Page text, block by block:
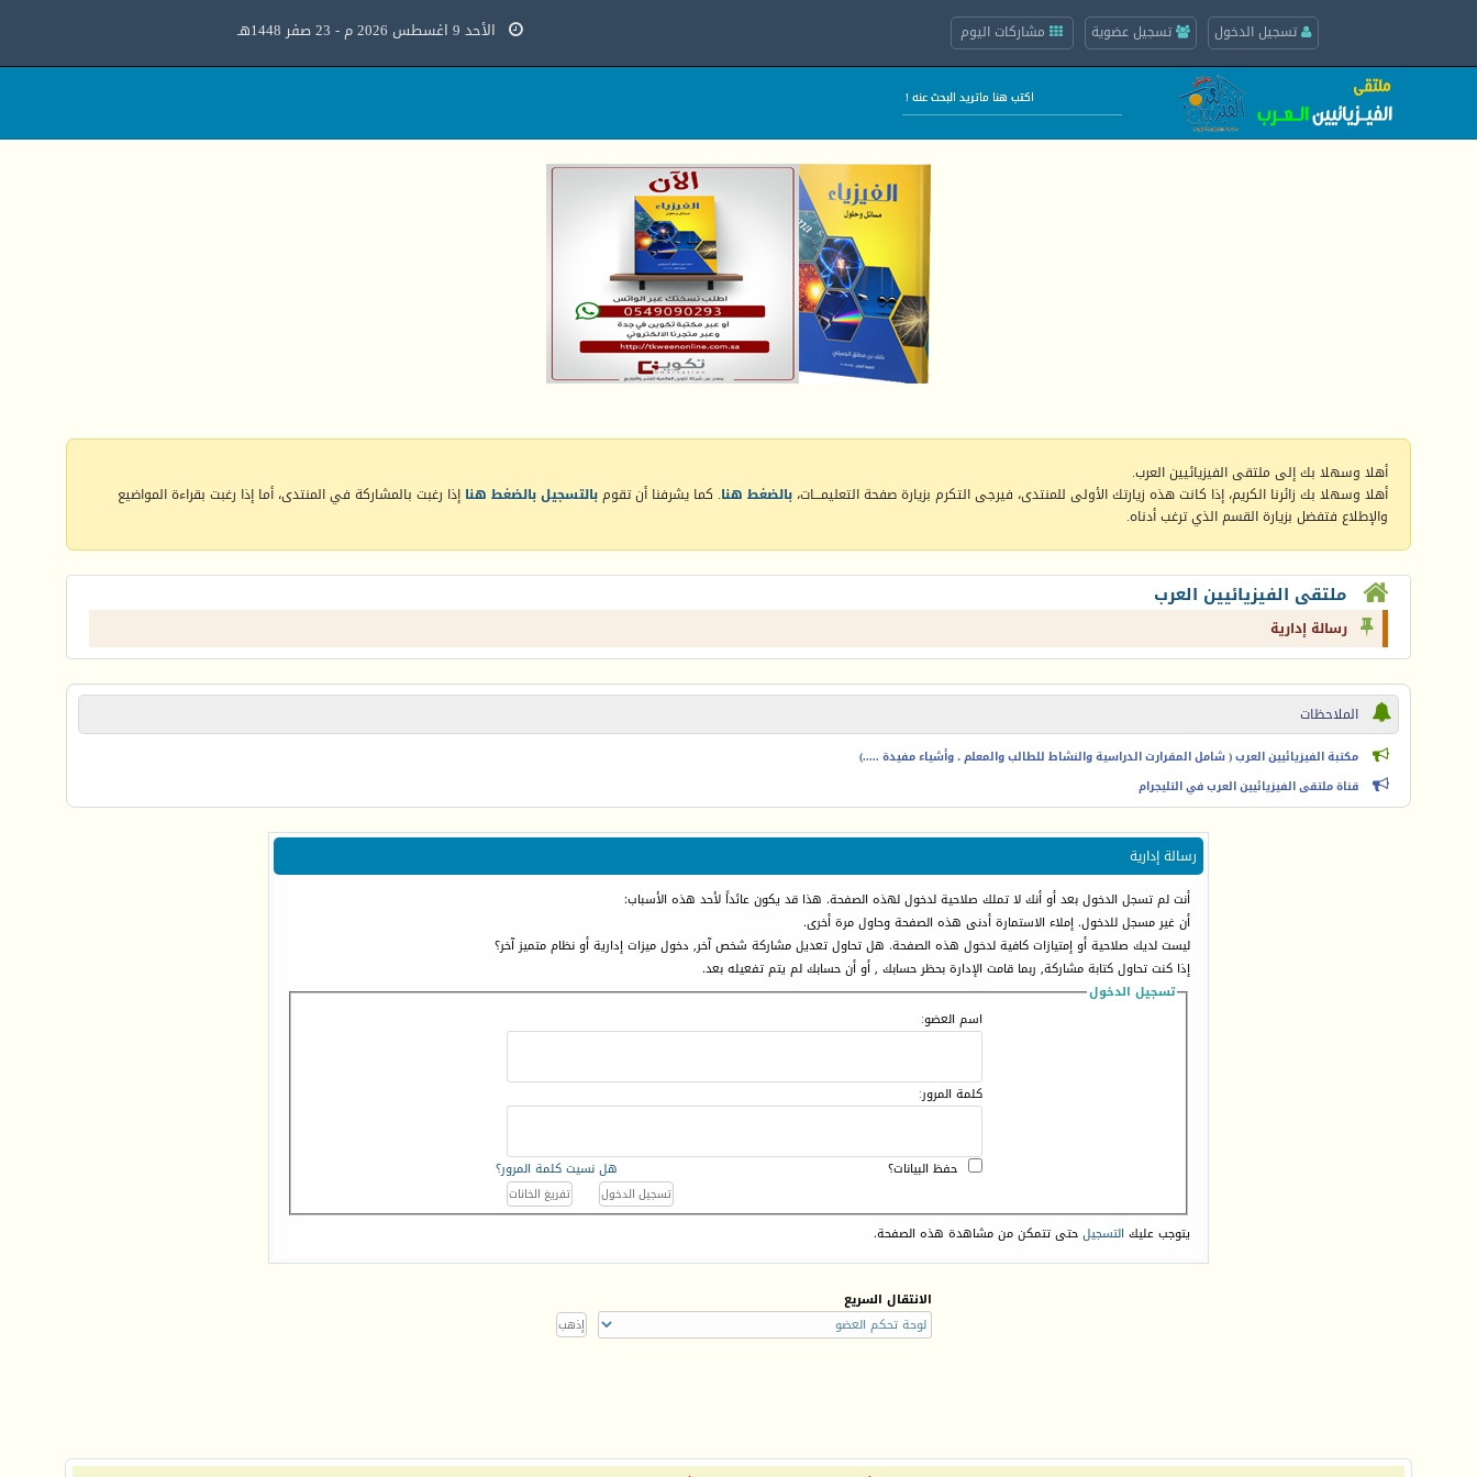
تسجيل الدخول تسجيل عضوية مشاركات اليوم الأحد 9 اغسطس 2026 م - 23 صفر 1448هـ
أهلا وسهلا بك إلى ملتقى الفيزيائيين العرب.
أهلا وسهلا بك زائرنا الكريم، إذا كانت هذه زيارتك الأولى للمنتدى، فيرجى التكرم بزيارة صفحة التعليمـــات، بالضغط هنا. كما يشرفنا أن تقومبالتسجيل بالضغط هنا إذا رغبت بالمشاركة في المنتدى، أما إذا رغبت بقراءة المواضيع
والإطلاع فتفضل بزيارة القسم الذي ترغب أدناه.
ملتقى الفيزيائيين العرب
رسالة إدارية
الملاحظات
مكتبة الفيزيائيين العرب ( شامل المقرارت الدراسية والنشاط للطالب والمعلم ، وأشياء مفيدة .....)
قناة ملتقى الفيزيائيين العرب في التليجرام
رسالة إدارية
أنت لم تسجل الدخول بعد أو أنك لا تملك صلاحية لدخول لهذه الصفحة. هذا قد يكون عائداً لأحد هذه الأسباب:
أن غير مسجل للدخول. إملاء الاستمارة أدنى هذه الصفحة وحاول مرة أخرى.
ليست لديك صلاحية أو إمتيازات كافية لدخول هذه الصفحة. هل تحاول تعديل مشاركة شخص آخر, دخول ميزات إدارية أو نظام متميز آخر؟
إذا كنت تحاول كتابة مشاركة, ربما قامت الإدارة بحظر حسابك , أو أن حسابك لم يتم تفعيله بعد.
تسجيل الدخول
اسم العضو:
كلمة المرور:
هل نسيت كلمة المرور؟ حفظ البيانات؟
يتوجب عليك التسجيلحتى تتمكن من مشاهدة هذه الصفحة.
الانتقال السريع